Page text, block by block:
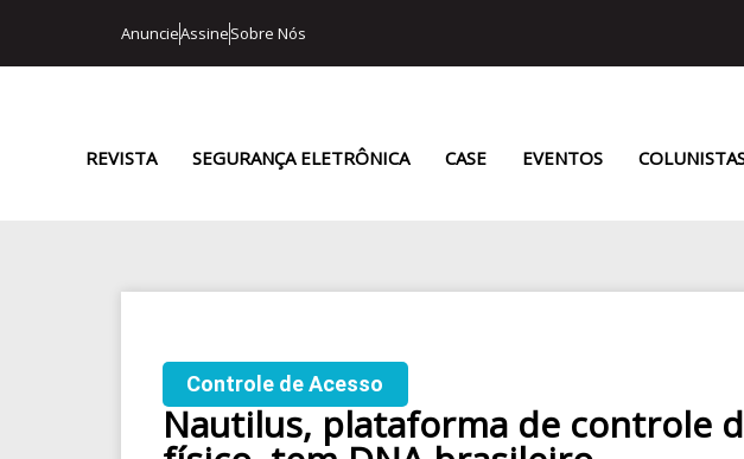
AnuncieAssineSobre Nós
REVISTA SEGURANÇA ELETRÔNICA CASE EVENTOS
Controle de Acesso
Nautilus, plataforma de controle